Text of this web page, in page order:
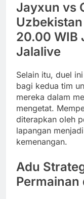
Jayxun vs
20.00 WIB
Jalalive
Selain itu, duel
bagi kedua tim
mereka dalam
mengetat.
diterapkan oleh
lapangan
kemenangan.
Adu
Permainan